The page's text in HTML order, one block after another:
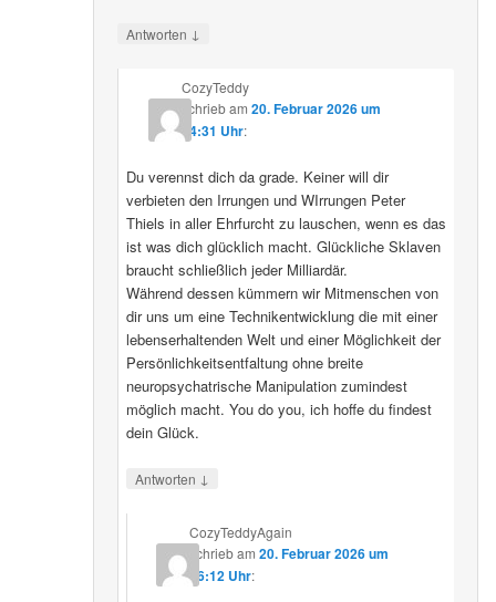
Antworten ↓
CozyTeddy
schriebam 20. Februar 2026 um
14:31 Uhr:
Du verennst dich da grade. Keiner will dir
verbieten den Irrungen und WIrrungen Peter
Thiels in aller Ehrfurcht zu lauschen, wenn es das
ist was dich glücklich macht. Glückliche Sklaven
braucht schließlich jeder Milliardär.
Während dessen kümmern wir Mitmenschen von
dir uns um eine Technikentwicklung die mit einer
lebenserhaltenden Welt und einer Möglichkeit der
Persönlichkeitsentfaltung ohne breite
neuropsychatrische Manipulation zumindest
möglich macht. You do you, ich hoffe du findest
dein Glück.
Antworten ↓
CozyTeddyAgain
schriebam20. Februar 2026 um
16:12 Uhr: